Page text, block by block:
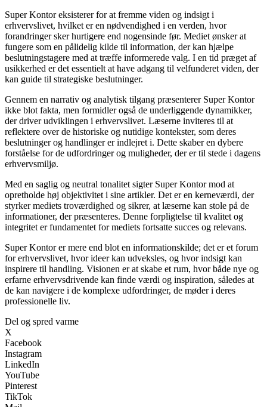
Super Kontor eksisterer for at fremme viden og indsigt i
erhvervslivet, hvilket er en nødvendighed i en verden, hvor
forandringer sker hurtigere end nogensinde før. Mediet ønsker at
fungere som en pålidelig kilde til information, der kan hjælpe
beslutningstagere med at træffe informerede valg. I en tid præget af
usikkerhed er det essentielt at have adgang til velfunderet viden, der
kan guide til strategiske beslutninger.
Gennem en narrativ og analytisk tilgang præsenterer Super Kontor
ikke blot fakta, men formidler også de underliggende dynamikker,
der driver udviklingen i erhvervslivet. Læserne inviteres til at
reflektere over de historiske og nutidige kontekster, som deres
beslutninger og handlinger er indlejret i. Dette skaber en dybere
forståelse for de udfordringer og muligheder, der er til stede i dagens
erhvervsmiljø.
Med en saglig og neutral tonalitet sigter Super Kontor mod at
opretholde høj objektivitet i sine artikler. Det er en kerneværdi, der
styrker mediets troværdighed og sikrer, at læserne kan stole på de
informationer, der præsenteres. Denne forpligtelse til kvalitet og
integritet er fundamentet for mediets fortsatte succes og relevans.
Super Kontor er mere end blot en informationskilde; det er et forum
for erhvervslivet, hvor ideer kan udveksles, og hvor indsigt kan
inspirere til handling. Visionen er at skabe et rum, hvor både nye og
erfarne erhvervsdrivende kan finde værdi og inspiration, således at
de kan navigere i de komplexe udfordringer, de møder i deres
professionelle liv.
Del og spred varme
X
Facebook
Instagram
LinkedIn
YouTube
Pinterest
TikTok